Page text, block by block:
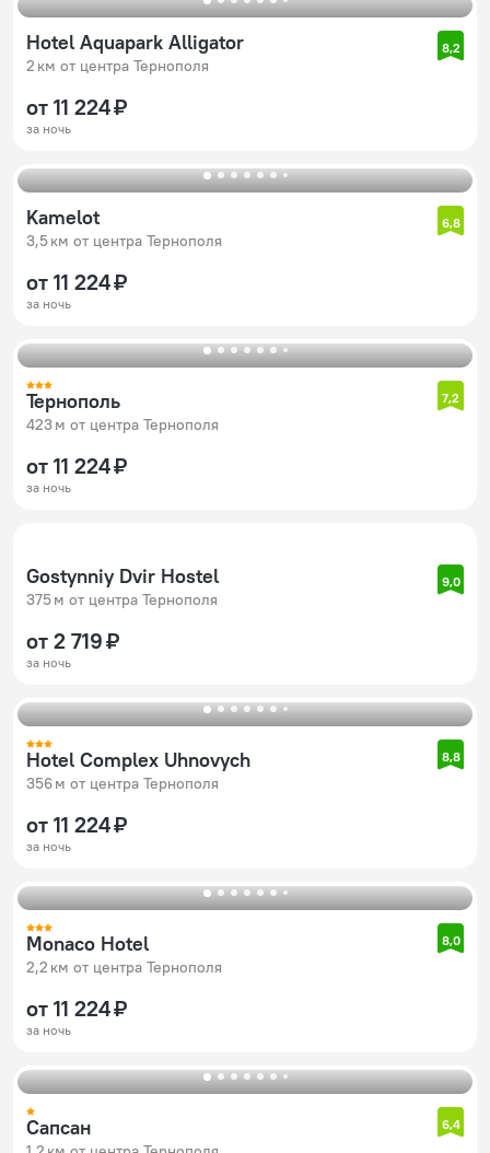
Hotel Aquapark Alligator
2 км от центра Тернополя
8,2
от 11 224 ₽
за ночь
Kamelot
3,5 км от центра Тернополя
6,8
от 11 224 ₽
за ночь
Тернополь
423 м от центра Тернополя
7,2
от 11 224 ₽
за ночь
Gostynniy Dvir Hostel
375 м от центра Тернополя
9,0
от 2 719 ₽
за ночь
Hotel Complex Uhnovych
356 м от центра Тернополя
8,8
от 11 224 ₽
за ночь
Monaco Hotel
2,2 км от центра Тернополя
8,0
от 11 224 ₽
за ночь
Сапсан 6,4